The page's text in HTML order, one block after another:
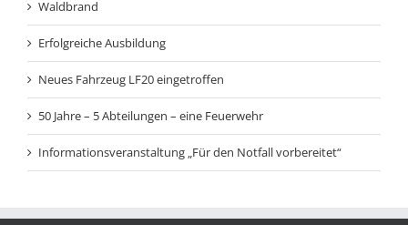
Waldbrand
Erfolgreiche Ausbildung
Neues Fahrzeug LF20 eingetroffen
50 Jahre – 5 Abteilungen – eine Feuerwehr
Informationsveranstaltung „Für den Notfall vorbereitet“